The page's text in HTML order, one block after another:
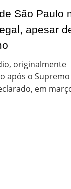
São Paulo
apesar
originalmente
após o
em